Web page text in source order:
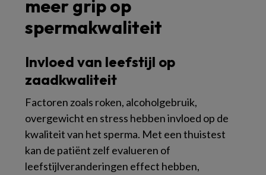
meer grip op
spermakwaliteit
Invloed van leefstijl op
zaadkwaliteit
Factoren zoals roken, alcoholgebruik,
overgewicht en stress hebben invloed op de
kwaliteit van het sperma. Met een thuistest
kan de patiënt zelf evalueren of
leefstijlveranderingen effect hebben,